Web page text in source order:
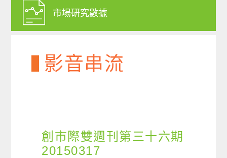
市場研究數據
影音串流
創市際雙週刊第三十六期
20150317